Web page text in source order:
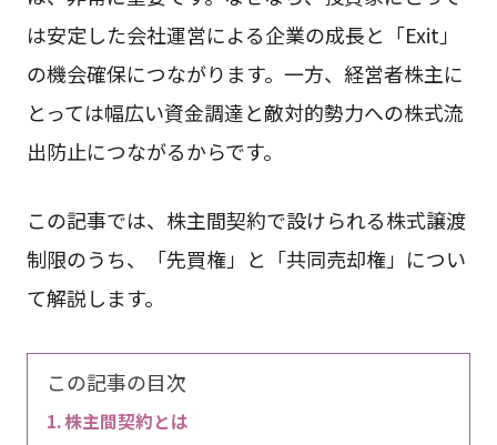
は安定した会社運営による企業の成長と「Exit」
の機会確保につながります。一方、経営者株主に
とっては幅広い資金調達と敵対的勢力への株式流
出防止につながるからです。
この記事では、株主間契約で設けられる株式譲渡
制限のうち、「先買権」と「共同売却権」につい
て解説します。
この記事の目次
株主間契約とは